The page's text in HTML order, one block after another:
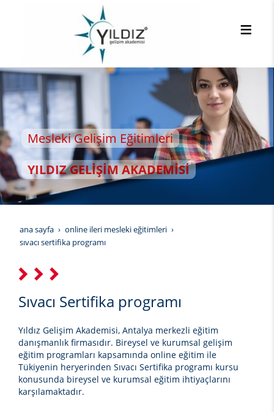
Gelişim Eğitimleri
GELİŞİM AKADEMİSİ
ana sayfa
online i̇leri mesleki eğitimleri
sıvacı sertifika programı
Sıvacı Sertifika programı
Yıldız Gelişim Akademisi, Antalya merkezli eğitim
danışmanlık firmasıdır. Bireysel ve kurumsal gelişim
eğitim programları kapsamında online eğitim ile
Tükiyenin heryerinden Sıvacı Sertifika programı kursu
konusunda bireysel ve kurumsal eğitim ihtiyaçlarını
karşılamaktadır.